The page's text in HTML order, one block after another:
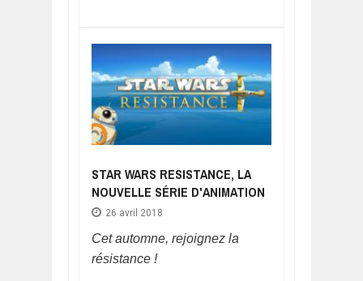
STAR WARS RESISTANCE, LA
NOUVELLE SÉRIE D'ANIMATION
26 avril 2018
Cet automne, rejoignez la
résistance !